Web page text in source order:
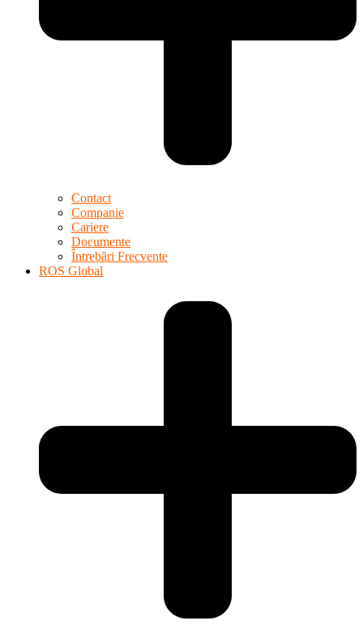
Contact
Companie
Cariere
Documente
Întrebări Frecvente
ROS Global